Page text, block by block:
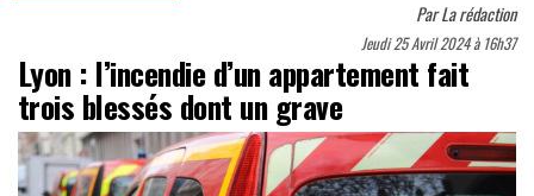
ParLa rédaction
Jeudi 25 Avril 2024 à 16h37
Lyon : l’incendie d’un appartement fait
trois blessés dont un grave